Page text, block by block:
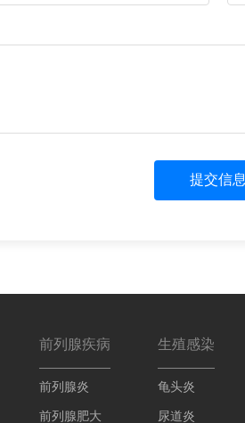
提交信息
前列腺疾病
前列腺炎
前列腺肥大
生殖感染
龟头炎
尿道炎